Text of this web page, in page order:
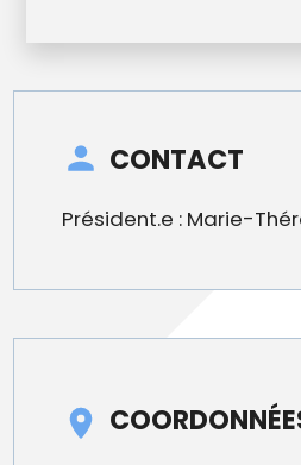
CONTACT
Président.e : Marie-